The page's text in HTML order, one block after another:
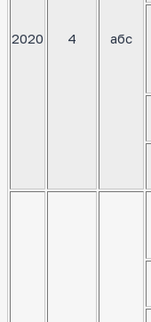
2020 4 абс